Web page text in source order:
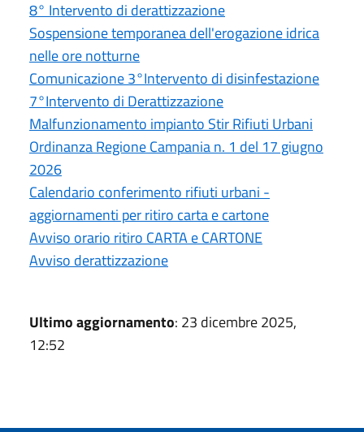
8° Intervento di derattizzazione
Sospensione temporanea dell'erogazione idrica
nelle ore notturne
Comunicazione 3°Intervento di disinfestazione
7°Intervento di Derattizzazione
Malfunzionamento impianto Stir Rifiuti Urbani
Ordinanza Regione Campania n. 1 del 17 giugno
2026
Calendario conferimento rifiuti urbani -
aggiornamenti per ritiro carta e cartone
Avviso orario ritiro CARTA e CARTONE
Avviso derattizzazione
Ultimo aggiornamento: 23 dicembre 2025,
12:52